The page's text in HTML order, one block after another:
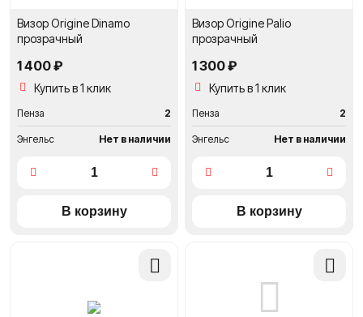
Визор Origine Dinamo
прозрачный
1 400 ₽
Купить в 1 клик
Пенза 2
Энгельс Нет в наличии
Визор Origine Palio
прозрачный
1 300 ₽
Купить в 1 клик
Пенза 2
Энгельс Нет в наличии
Добавить